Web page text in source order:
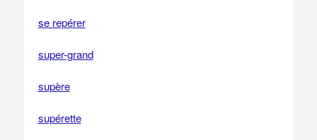
se repérer
super-grand
supère
supérette